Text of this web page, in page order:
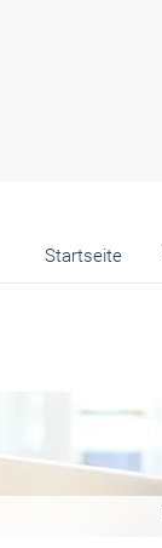
Startseite